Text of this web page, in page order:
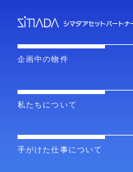
企画中の物件
私たちについて
手がけた仕事について